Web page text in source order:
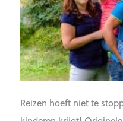
Reizen hoeft niet te